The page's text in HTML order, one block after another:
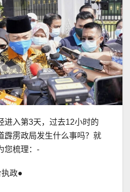
进入第3天，过去12小时的
霹雳政局发生什么事吗？就
您梳理：-
政●